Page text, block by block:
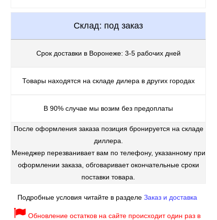
Склад: под заказ
Срок доставки в Воронеже: 3-5 рабочих дней
Товары находятся на складе дилера в других городах
В 90% случае мы возим без предоплаты
После оформления заказа позиция бронируется на складе
диллера.
Менеджер перезванивает вам по телефону, указанному при
оформлении заказа, обговаривает окончательные сроки
поставки товара.
Подробные условия читайте в разделе Заказ и доставка
Обновление остатков на сайте происходит один раз в